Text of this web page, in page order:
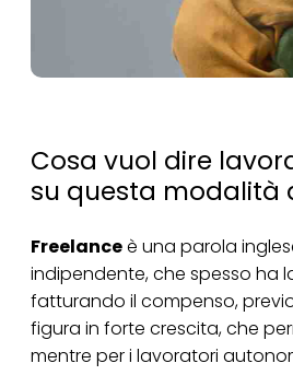
Cosa vuol dire
su questa modalità
Freelanceè una parola
indipendente, che spesso ha
fatturando il compenso,
figura in forte crescita, che
mentre per i lavoratori